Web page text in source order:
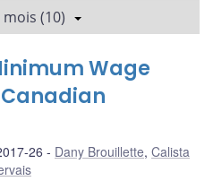
(10)
Wage
26 Dany Brouillette, Calista